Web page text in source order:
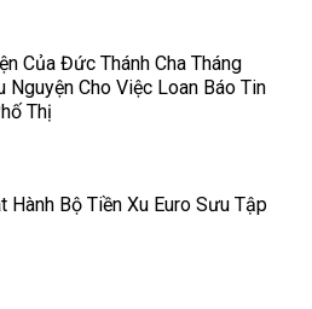
Của Đức Thánh Cha Tháng
Nguyện Cho Việc Loan Báo Tin
Thị
Hành Bộ Tiền Xu Euro Sưu Tập